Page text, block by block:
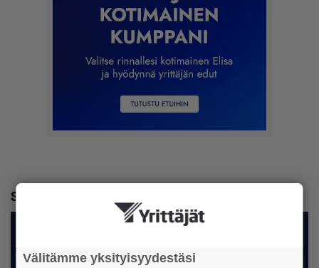
Seuraavaksi
Välitämme yksityisyydestäsi